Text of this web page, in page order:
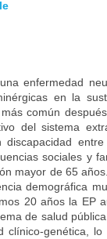
enfermedad
en la
común
del sistema
sociales y
mayor de 65
demográfica
20 años la EP
de salud
clínico-genética,